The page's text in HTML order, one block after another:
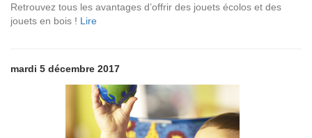
Retrouvez tous les avantages d’offrir des jouets écolos et des
jouets en bois ! Lire
mardi 5 décembre 2017